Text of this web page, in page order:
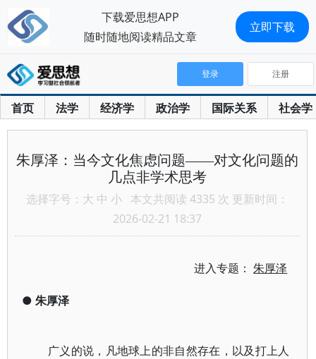
首页 法学 经济学 政治学 国际关系 社会学
登录 注册
朱厚泽：当今文化焦虑问题——对文化问题的
几点非学术思考
选择字号： 大 中 小 本文共阅读 4335 次 更新时间：
2026-02-21 18:37
进入专题：朱厚泽
● 朱厚泽
广义的说，凡地球上的非自然存在，以及打上人
下载爱思想APP
随时随地阅读精品文章
立即下载